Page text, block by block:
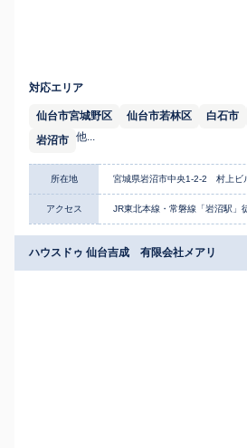
対応エリア
仙台市宮城野区 仙台市若林区 白石市
岩沼市 他...
所在地 宮城県岩沼市中央1-2-2 村上ビ
アクセス JR東北本線・常磐線「岩沼駅」
ハウスドゥ 仙台吉成 有限会社メアリ